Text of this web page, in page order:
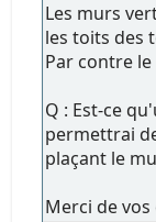
Les murs
les toits des
Par contre
Q : Est-ce
permettrai
plaçant le
Merci de